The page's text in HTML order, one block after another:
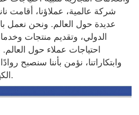
شركة عالمية، عملاؤنا، أقامت
عديدة حول العالم. ونحن نعمل
الدولي، وتقديم منتجات
احتياجات عملاء حول
وابتكاراتنا، نؤمن بأننا سنصبح
الكهربائية الجديدة عالميًا.